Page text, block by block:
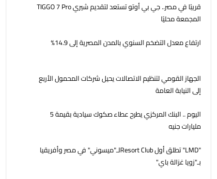
قريبًا في مصر.. جي بي أوتو تستعد لتقديم شيري TIGGO 7 Pro
المجمعة محليًا
ارتفاع معدل التضخم السنوي بالمدن المصرية إلى 14.9%
الجهاز القومي لتنظيم الاتصالات يحيل شركات المحمول الأربع
إلى النيابة العامة
اليوم .. البنك المركزي يطرح عطاء صكوك سيادية بقيمة 5
مليارات جنيه
"LMD" تطلق أول Resort Clubلـ"ميسوني" في مصر وأفريقيا
بـ"زويا غزالة باي"